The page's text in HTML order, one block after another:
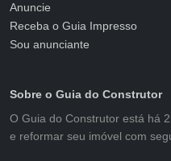
Anuncie
Receba o Guia Impresso
Sou anunciante
Sobre o Guia do Construtor
O Guia do Construtor está há
e reformar seu imóvel com